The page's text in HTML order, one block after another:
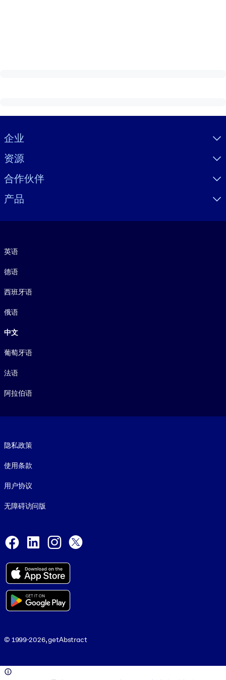
Visually hidden Text
企业
资源
合作伙伴
产品
英语
德语
西班牙语
俄语
中文
葡萄牙语
法语
阿拉伯语
隐私政策
使用条款
用户协议
无障碍访问版
Facebook
LinkedInInstagram
© 1999-2026, getAbstract